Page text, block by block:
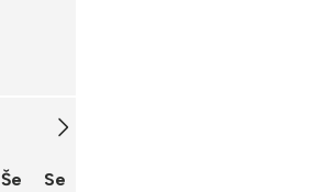
Še Se